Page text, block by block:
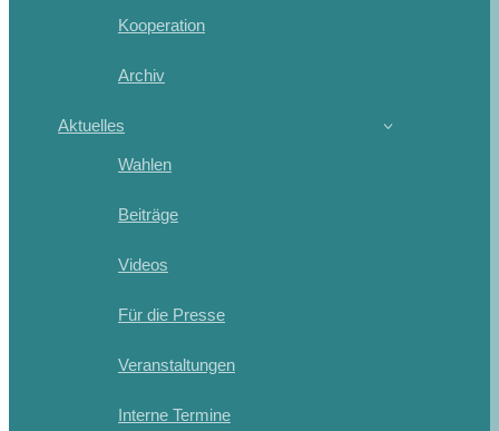
Kooperation
Archiv
Aktuelles
Wahlen
Beiträge
Videos
Für die Presse
Veranstaltungen
Interne Termine